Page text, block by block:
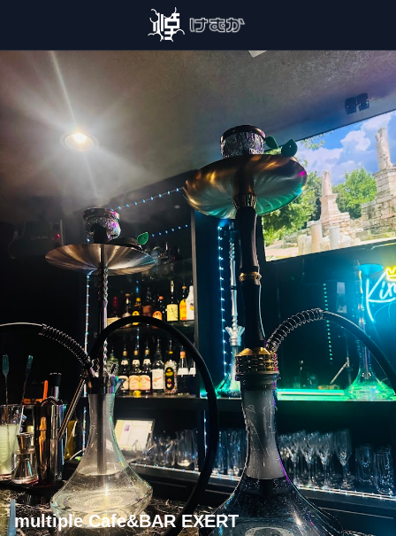
multiple Cafe&BAR EXERT